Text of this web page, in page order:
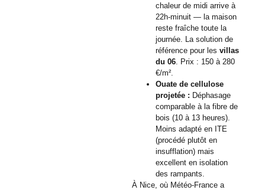
chaleur de midi arrive à
22h-minuit — la maison
reste fraîche toute la
journée. La solution de
référence pour lesvillas
du 06 . Prix : 150 à 280
€/m².
Ouate de cellulose
projetée : Déphasage
comparable à la fibre de
bois (10 à 13 heures).
Moins adapté en ITE
(procédé plutôt en
insufflation) mais
excellent en isolation
des rampants.
À Nice, où Météo-France a